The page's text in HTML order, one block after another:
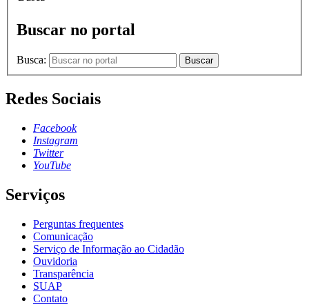
Buscar no portal
Busca: Buscar
Redes Sociais
Facebook
Instagram
Twitter
YouTube
Serviços
Perguntas frequentes
Comunicação
Serviço de Informação ao Cidadão
Ouvidoria
Transparência
SUAP
Contato